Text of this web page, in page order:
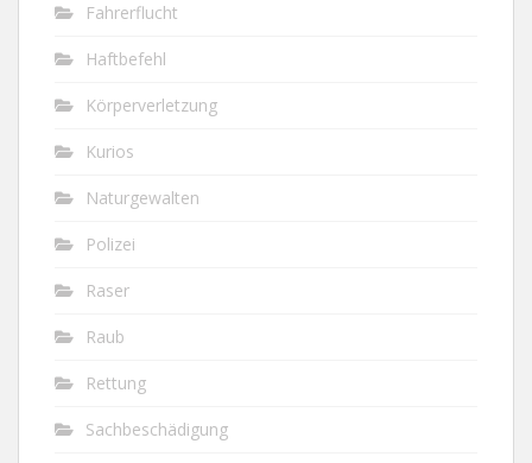
Fahrerflucht
Haftbefehl
Körperverletzung
Kurios
Naturgewalten
Polizei
Raser
Raub
Rettung
Sachbeschädigung